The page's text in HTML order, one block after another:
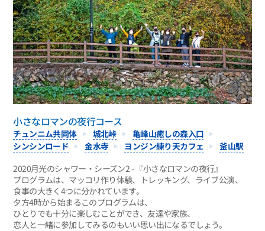
小さなロマンの夜行コース
チュンニム共同体 城北峠
亀峰山癒しの森入口
シンシンロード
金水寺 ヨンジン練り天カフェ
釜山駅
2020月光のシャワー・シーズン2 - 『小さなロマンの夜行』
プログラムは、マッコリ作り体験、トレッキング、ライブ公演、
食事の大きく4つに分かれています。
夕方4時から始まるこのプログラムは、
ひとりでも十分に楽しむことができ、友達や家族、
恋人と一緒に参加してみるのもいい思い出になるでしょう。